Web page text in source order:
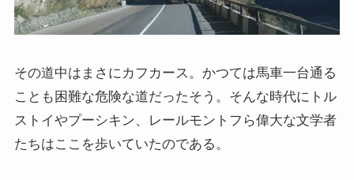
ドストエフスキー伝記
ドストエフスキーとキリスト教
その道中はまさにカフカース。かつては馬車一台通る
ことも困難な危険な道だったそう。そんな時代にトル
ストイやプーシキン、レールモントフら偉大な文学者
たちはここを歩いていたのである。